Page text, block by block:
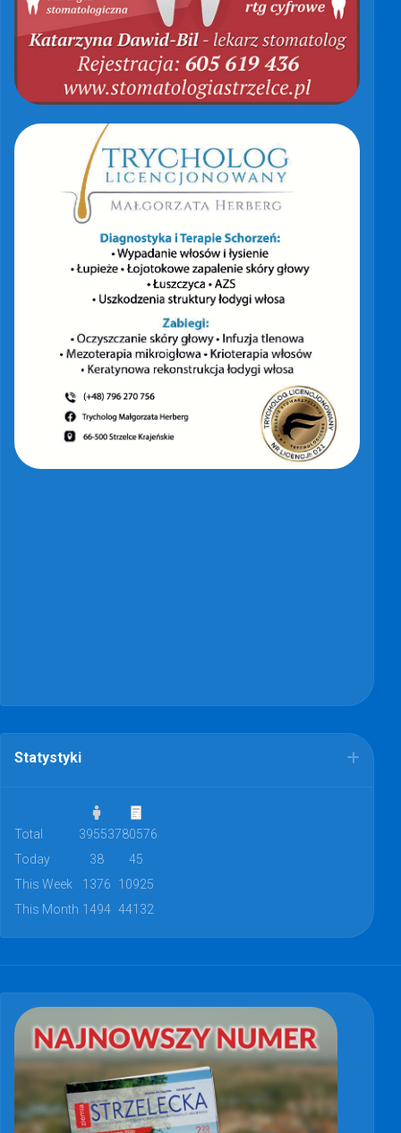
Statystyki
Total 39553780576
Today
38
45
This Week
1376
10925
This Month 1494 44132